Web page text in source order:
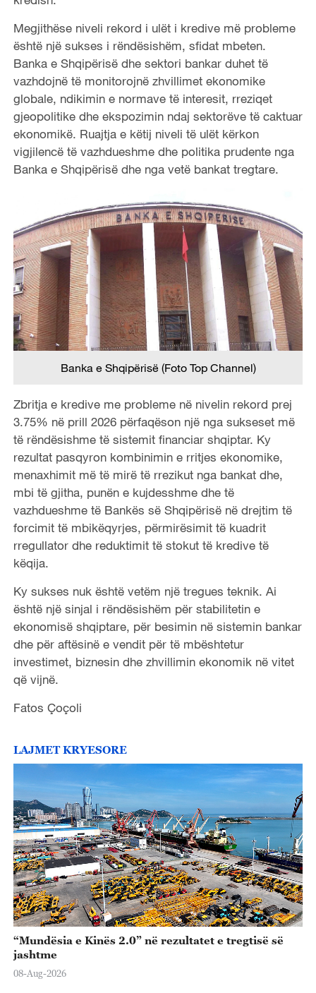
Megjithëse niveli rekord i ulët i kredive më probleme
është një sukses i rëndësishëm, sfidat mbeten.
Banka e Shqipërisë dhe sektori bankar duhet të
vazhdojnë të monitorojnë zhvillimet ekonomike
globale, ndikimin e normave të interesit, rreziqet
gjeopolitike dhe ekspozimin ndaj sektorëve të caktuar
ekonomikë. Ruajtja e këtij niveli të ulët kërkon
vigjilencë të vazhdueshme dhe politika prudente nga
Banka e Shqipërisë dhe nga vetë bankat tregtare.
Banka e Shqipërisë (Foto Top Channel)
Zbritja e kredive me probleme në nivelin rekord prej
3.75% në prill 2026 përfaqëson një nga sukseset më
të rëndësishme të sistemit financiar shqiptar. Ky
rezultat pasqyron kombinimin e rritjes ekonomike,
menaxhimit më të mirë të rrezikut nga bankat dhe,
mbi të gjitha, punën e kujdesshme dhe të
vazhdueshme të Bankës së Shqipërisë në drejtim të
forcimit të mbikëqyrjes, përmirësimit të kuadrit
rregullator dhe reduktimit të stokut të kredive të
këqija.
Ky sukses nuk është vetëm një tregues teknik. Ai
është një sinjal i rëndësishëm për stabilitetin e
ekonomisë shqiptare, për besimin në sistemin bankar
dhe për aftësinë e vendit për të mbështetur
investimet, biznesin dhe zhvillimin ekonomik në vitet
që vijnë.
Fatos Çoçoli
LAJMET KRYESORE
“Mundësia e Kinës 2.0” në rezultatet e tregtisë së
jashtme
08-Aug-2026